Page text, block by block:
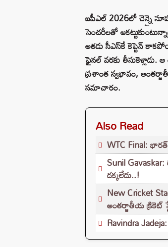
ఐపీఎల్‌ 2026లో చెన్నై
సెంచరీలతో
అతడు సీఎస్‌కే కెప్టెన్
ఫైనల్ వరకు తీసుకెళ్లాడు.
ప్రశాంత స్వభావం,
సమాచారం.
Also Read
WTC Final:
Sunil
దక్కలేదు..!
New Cricket
అంతర్జాతీయ క్రికెట్
Ravindra